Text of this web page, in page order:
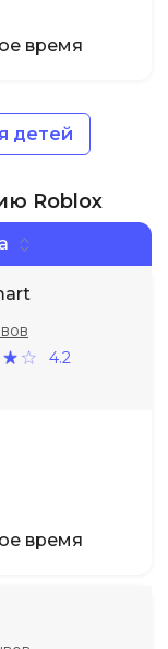
время
детей
Roblox
4.2
время